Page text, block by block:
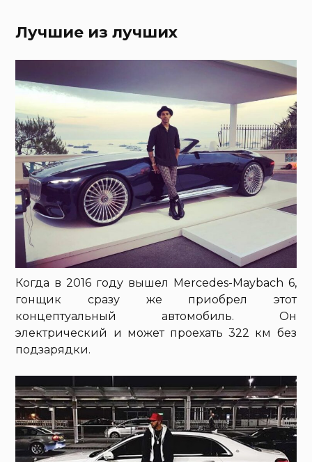
Лучшие из лучших
Когда в 2016 году вышел Mercedes-Maybach 6,
гонщик сразу же приобрел этот
концептуальный автомобиль. Он
электрический и может проехать 322 км без
подзарядки.